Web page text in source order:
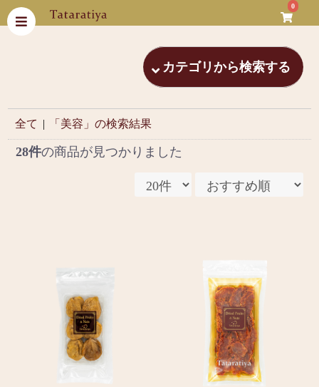
0
カテゴリから検索する
全て | 「美容」の検索結果
28件の商品が見つかりました